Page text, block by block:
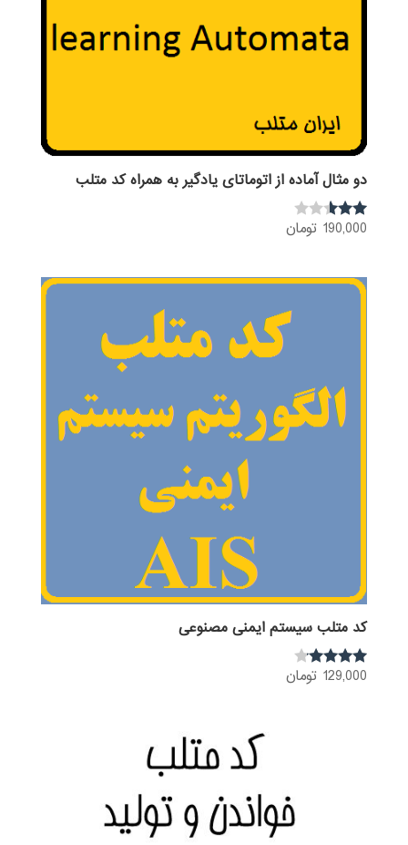
دو مثال آماده از اتوماتای یادگیر به همراه کد متلب
نمره
190,000 تومان
کد متلب سیستم ایمنی مصنوعی
نمره
129,000 تومان